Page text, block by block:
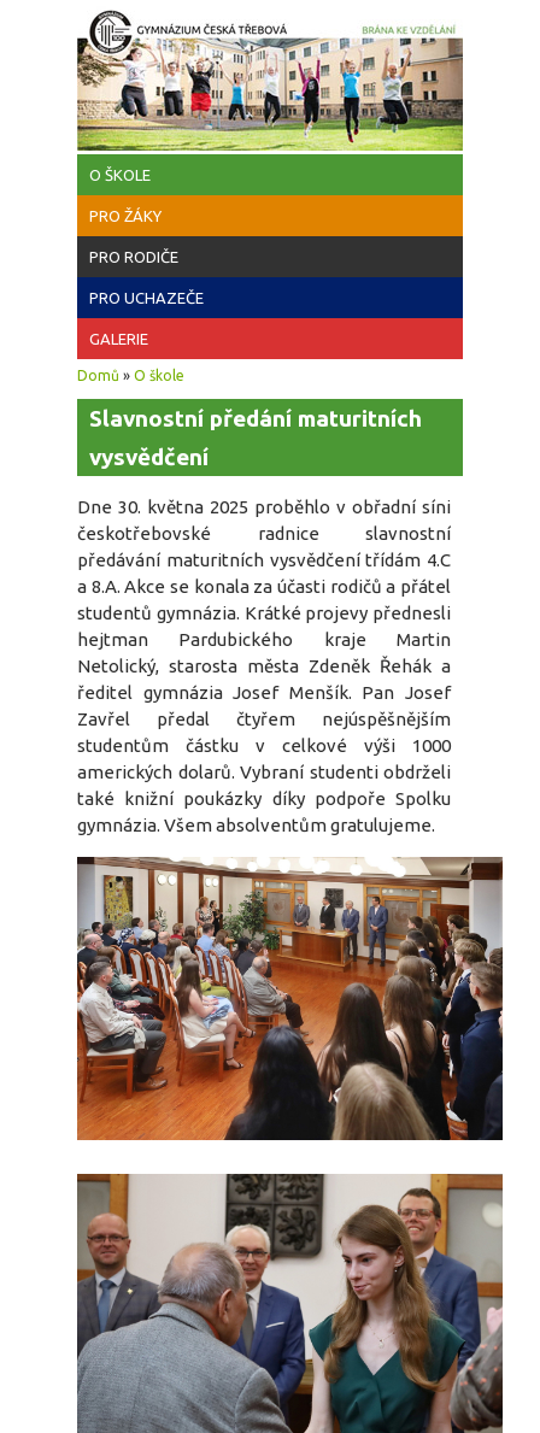
Přejít k hlavnímu obsahu
O ŠKOLE
PRO ŽÁKY
PRO RODIČE
PRO UCHAZEČE
GALERIE
Jste zde
Domů » O škole
Slavnostní předání maturitních
vysvědčení
Dne 30. května 2025 proběhlo v obřadní síni
českotřebovské radnice slavnostní
předávání maturitních vysvědčení třídám 4.C
a 8.A. Akce se konala za účasti rodičů a přátel
studentů gymnázia. Krátké projevy přednesli
hejtman Pardubického kraje Martin
Netolický, starosta města Zdeněk Řehák a
ředitel gymnázia Josef Menšík. Pan Josef
Zavřel předal čtyřem nejúspěšnějším
studentům částku v celkové výši 1000
amerických dolarů. Vybraní studenti obdrželi
také knižní poukázky díky podpoře Spolku
gymnázia. Všem absolventům gratulujeme.